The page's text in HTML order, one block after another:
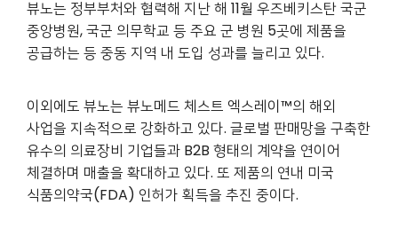
뷰노는 정부부처와 협력해 지난 해 11월 우즈베키스탄 국군
중앙병원, 국군 의무학교 등 주요 군 병원 5곳에 제품을
공급하는 등 중동 지역 내 도입 성과를 늘리고 있다.
이외에도 뷰노는 뷰노메드 체스트 엑스레이™의 해외
사업을 지속적으로 강화하고 있다. 글로벌 판매망을 구축한
유수의 의료장비 기업들과 B2B 형태의 계약을 연이어
체결하며 매출을 확대하고 있다. 또 제품의 연내 미국
식품의약국(FDA) 인허가 획득을 추진 중이다.